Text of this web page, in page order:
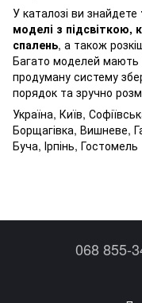
У каталозі ви знайдете
моделі з підсвіткою,
спалень, а також
Багато моделей мають
продуману систему
порядок та зручно
Україна, Київ,
Борщагівка, Вишневе,
Буча, Ірпінь, Гостомель
068 855-